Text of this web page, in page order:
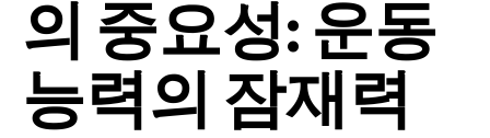
의 중요성: 운동
능력의 잠재력